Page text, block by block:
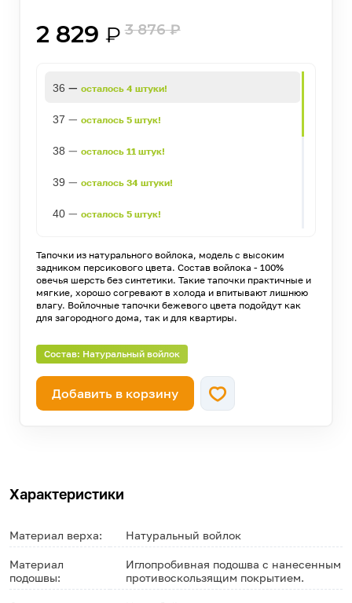
2 829 ₽ 3 876₽
36 — осталось 4 штуки!
37 — осталось 5 штук!
38 — осталось 11 штук!
39 — осталось 34 штуки!
40— осталось 5 штук!
42—осталось 14 штук!
43 —осталось 17 штук!
46— осталось 13 штук!
Тапочки из натурального войлока, модель с высоким
задником персикового цвета. Состав войлока - 100%
овечья шерсть без синтетики. Такие тапочки практичные и
мягкие, хорошо согревают в холода и впитывают лишнюю
влагу. Войлочные тапочки бежевого цвета подойдут как
для загородного дома, так и для квартиры.
Состав: Натуральный войлок
Добавить в корзину
Характеристики
Материал верха: Натуральный войлок
Материал
подошвы:
Иглопробивная подошва с нанесенным
противоскользящим покрытием.